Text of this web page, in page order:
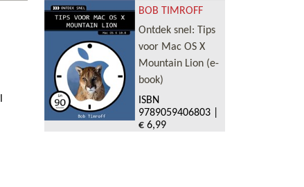
BOB TIMROFF
Ontdek snel: Tips
voor Mac OS X
Mountain Lion (e-
book)
ISBN
9789059406803|
€ 6,99